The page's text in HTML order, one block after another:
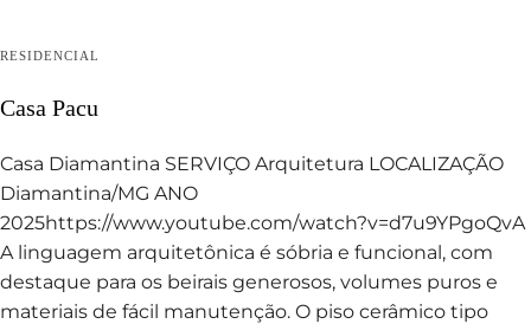
RESIDENCIAL
Casa Pacu
Casa Diamantina SERVIÇO Arquitetura LOCALIZAÇÃO
Diamantina/MG ANO
2025https://www.youtube.com/watch?v=d7u9YPgoQvA
A linguagem arquitetônica é sóbria e funcional, com
destaque para os beirais generosos, volumes puros e
materiais de fácil manutenção. O piso cerâmico tipo